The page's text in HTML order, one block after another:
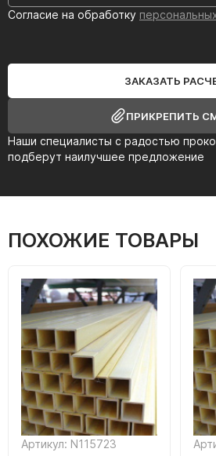
Наши специалисты с радостью
подберут наилучшее предложение
Согласие на обработку
ЗАКАЗАТЬ
ПРИКРЕПИТЬ
ПОХОЖИЕ ТОВАРЫ
Артикул: N115723